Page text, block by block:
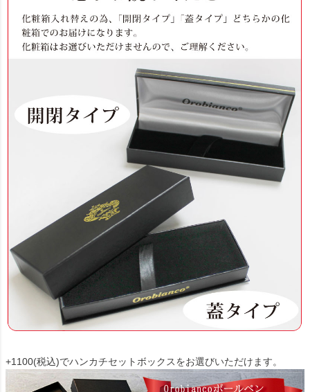
+1100(税込)でハンカチセットボックスをお選びいただけます。